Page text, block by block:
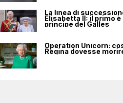
La linea di
Elisabetta II: il primo è
principe del Galles
Operation Unicorn:
Regina dovesse